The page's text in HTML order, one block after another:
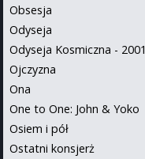
Obsesja
Odyseja
Odyseja Kosmiczna - 2001
Ojczyzna
Ona
One to One: John & Yoko
Osiem i pół
Ostatni konsjerż